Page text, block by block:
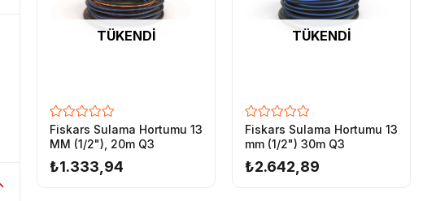
– Aşınmaya Dayanıklı Dış Kaplama – Yüksek Basınç Direnci
Polyester Örgü – Hafif Aşınma Dirençli
TÜKENDI
Fiskars Sulama Hortumu 13
MM (1/2"), 20m Q3
₺1.333,94
TÜKENDI
Fiskars Sulama Hortumu 13
mm (1/2") 30m Q3
₺2.642,89